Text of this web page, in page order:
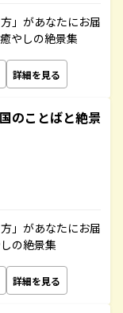
」があなたにお届
やしの絶景集
詳細を見る
のことばと絶景
」があなたにお届
の絶景集
詳細を見る